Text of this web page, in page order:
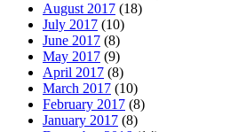
August 2017 (18)
July 2017 (10)
June 2017 (8)
May 2017 (9)
April 2017 (8)
March 2017 (10)
February 2017 (8)
January 2017 (8)